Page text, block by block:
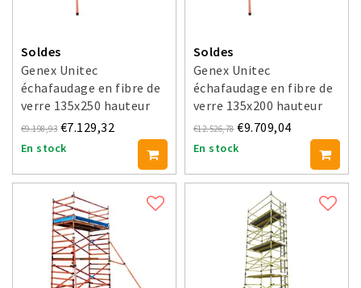
Soldes
Genex Unitec
échafaudage en fibre de
verre 135x250 hauteur
travail 4 m
€9.198,93 €7.129,32
En stock
Soldes
Genex Unitec
échafaudage en fibre de
verre 135x200 hauteur
travail 6 m
€12.526,78 €9.709,04
En stock